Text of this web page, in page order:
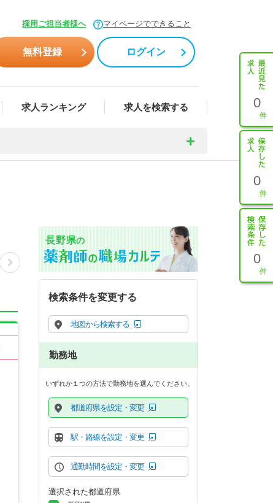
採用ご担当者様へ マイページでできること
無料登録 ログイン
求人ランキング 求人を検索する 0
0
0
長野県の
検索条件を変更する
地図から検索する
勤務地
いずれか１つの方法で勤務地を選んでください。
都道府県を設定・変更
駅・路線を設定・変更
通勤時間を設定・変更
選択された都道府県